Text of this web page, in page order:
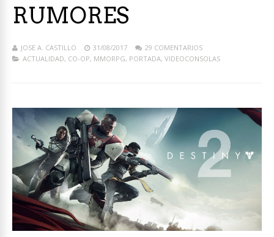
RUMORES
JOSE A. CASTILLO 31/08/2017
29 COMENTARIOS
ACTUALIDAD, CO-OP, MMORPG, PORTADA, VIDEOCONSOLAS